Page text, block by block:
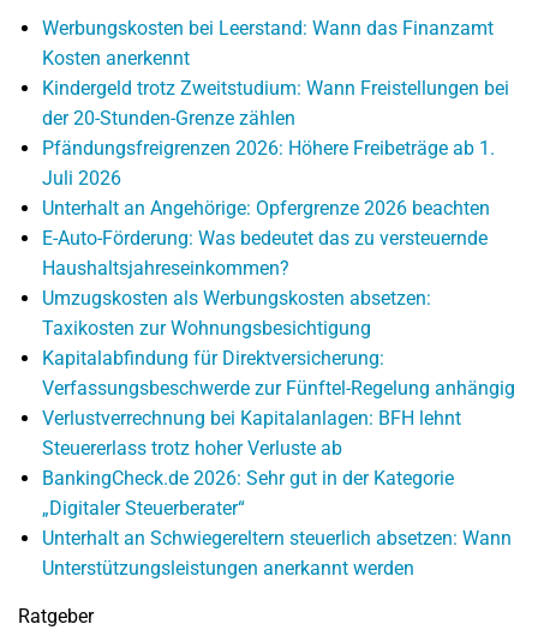
Werbungskosten bei Leerstand: Wann das Finanzamt
Kosten anerkennt
Kindergeld trotz Zweitstudium: Wann Freistellungen bei
der 20-Stunden-Grenze zählen
Pfändungsfreigrenzen 2026: Höhere Freibeträge ab 1.
Juli 2026
Unterhalt an Angehörige: Opfergrenze 2026 beachten
E-Auto-Förderung: Was bedeutet das zu versteuernde
Haushaltsjahreseinkommen?
Umzugskosten als Werbungskosten absetzen:
Taxikosten zur Wohnungsbesichtigung
Kapitalabfindung für Direktversicherung:
Verfassungsbeschwerde zur Fünftel-Regelung anhängig
Verlustverrechnung bei Kapitalanlagen: BFH lehnt
Steuererlass trotz hoher Verluste ab
BankingCheck.de 2026: Sehr gut in der Kategorie
„Digitaler Steuerberater“
Unterhalt an Schwiegereltern steuerlich absetzen: Wann
Unterstützungsleistungen anerkannt werden
Ratgeber